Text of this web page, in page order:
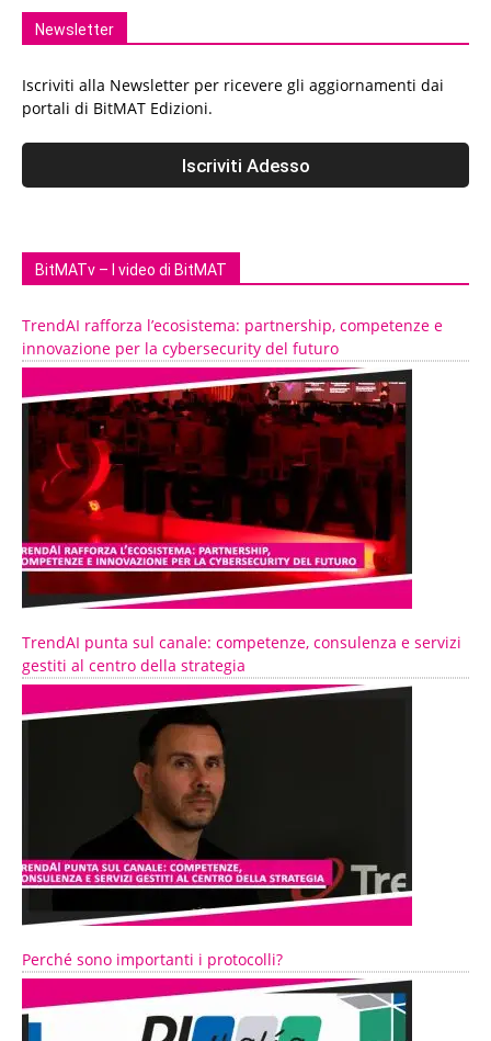
Newsletter
Iscriviti alla Newsletter per ricevere gli aggiornamenti dai
portali di BitMAT Edizioni.
BitMATv – I video di BitMAT
TrendAI rafforza l’ecosistema: partnership, competenze e
innovazione per la cybersecurity del futuro
TrendAI punta sul canale: competenze, consulenza e servizi
gestiti al centro della strategia
Perché sono importanti i protocolli?